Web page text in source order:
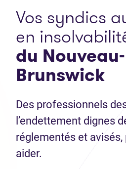
Vos syndics
en
du Nouveau-
Brunswick
Des professionnels
l’endettement dignes
réglementés et
aider.